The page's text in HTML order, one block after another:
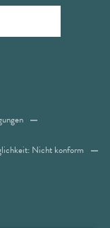
Nicht konform